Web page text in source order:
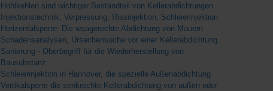
Hohlkehlen sind wichtiger Bestandteil von Kellerabdichtungen
Injektionstechnik, Verpressung, Rissinjektion, Schleierinjektion
Horizontalsperre: Die waagerechte Abdichtung von Mauern
Schadensanalysen, Ursachensuche vor einer Kellerabdichtung
Sanierung - Oberbegriff für die Wiederherstellung von
Bausubstanz
Schleierinjektion in Hannover, die spezielle Außenabdichtung
Vertikalsperre die senkrechte Kellerabdichtung von außen oder